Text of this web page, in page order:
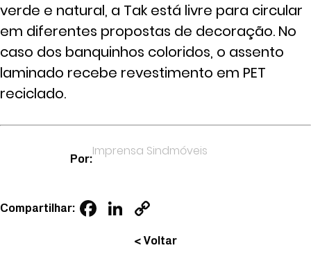
verde e natural, a Tak está livre para circular
em diferentes propostas de decoração. No
caso dos banquinhos coloridos, o assento
laminado recebe revestimento em PET
reciclado.
Por:
Imprensa Sindmóveis
Compartilhar: Facebook
LinkedIn
Link
< Voltar